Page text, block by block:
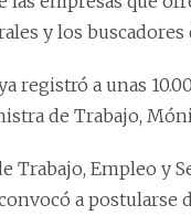
y los buscadores
registró a unas
de Trabajo,
Trabajo, Empleo y
a postularse